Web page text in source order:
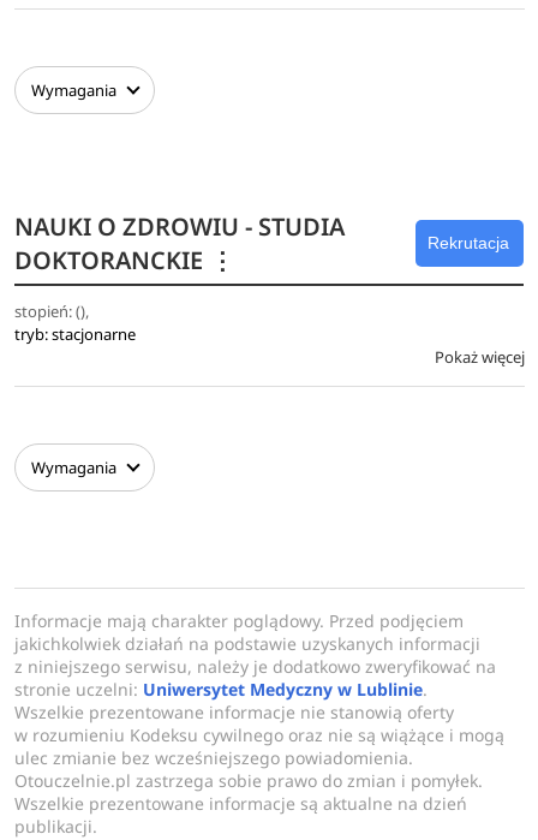
Wymagania
NAUKI O ZDROWIU - STUDIA
DOKTORANCKIE ⋮
Rekrutacja
stopień: (),
tryb: stacjonarne
Pokaż więcej
Wymagania
Informacje mają charakter poglądowy. Przed podjęciem
jakichkolwiek działań na podstawie uzyskanych informacji
z niniejszego serwisu, należy je dodatkowo zweryfikować na
stronie uczelni: Uniwersytet Medyczny w Lublinie.
Wszelkie prezentowane informacje nie stanowią oferty
w rozumieniu Kodeksu cywilnego oraz nie są wiążące i mogą
ulec zmianie bez wcześniejszego powiadomienia.
Otouczelnie.pl zastrzega sobie prawo do zmian i pomyłek.
Wszelkie prezentowane informacje są aktualne na dzień
publikacji.